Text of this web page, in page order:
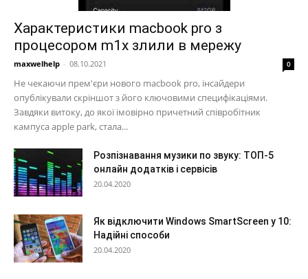
Характеристики macbook pro з
процесором m1x злили в мережу
maxwelhelp - 08.10.2021 0
Не чекаючи прем'єри нового macbook pro, інсайдери
опублікували скріншот з його ключовими специфікаціями.
Завдяки витоку, до якої імовірно причетний співробітник
кампуса apple park, стала...
Розпізнавання музики по звуку: ТОП-5
онлайн додатків і сервісів
20.04.2020
Як відключити Windows SmartScreen у 10:
Надійні способи
20.04.2020